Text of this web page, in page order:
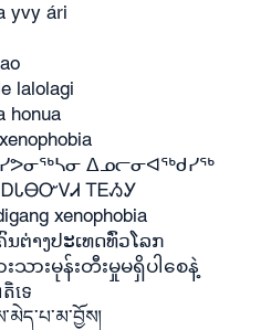
yvy ári
lalolagi
honua
ᓯᕗᓂᖅᓴᓂ ᐃᓄᓕᓂᐊᖅᑯᓯᖅ
ᎢᎬᏱᎩ
xenophobia
ຕ່າງປະເທດທົ່ວໂລກ
းသားမုန်းတီးမှုမရှိပါစေနဲ့
ទេ